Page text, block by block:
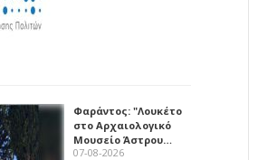
Φαράντος: "Λουκέτο
στο Αρχαιολογικό
Μουσείο Άστρου…
07-08-2026